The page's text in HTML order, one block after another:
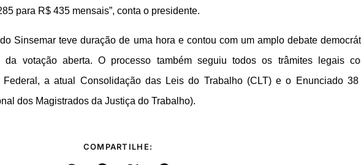
para R$ 435 mensais”, conta o presidente.
Sinsemar teve duração de uma hora e contou com um amplo debate
votação aberta. O processo também seguiu todos os trâmites legais
Federal, a atual Consolidação das Leis do Trabalho (CLT) e o Enunciado 38
dos Magistrados da Justiça do Trabalho).
COMPARTILHE: